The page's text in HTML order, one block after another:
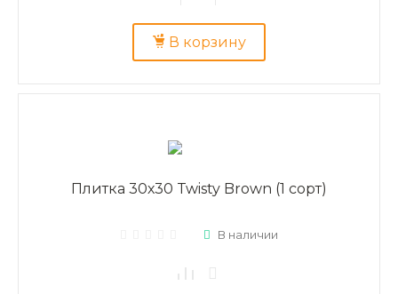
В корзину
Плитка 30х30 Twisty Brown (1 сорт)
В наличии